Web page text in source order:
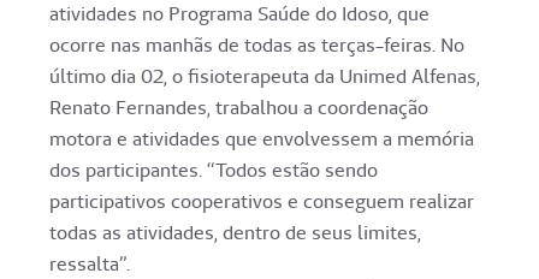
atividades no Programa Saúde do Idoso, que
ocorre nas manhãs de todas as terças-feiras. No
último dia 02, o fisioterapeuta da Unimed Alfenas,
Renato Fernandes, trabalhou a coordenação
motora e atividades que envolvessem a memória
dos participantes. “Todos estão sendo
participativos cooperativos e conseguem realizar
todas as atividades, dentro de seus limites,
ressalta”.